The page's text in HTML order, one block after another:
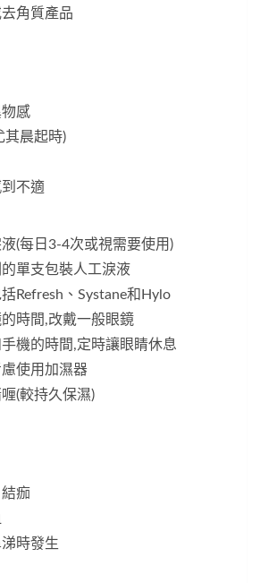
角質產品
感
其晨起時)
不適
(每日3-4次或視需要使用)
單支包裝人工淚液
Refresh、Systane和Hylo
時間,改戴一般眼鏡
機的時間,定時讓眼睛休息
使用加濕器
(較持久保濕)
痂
時發生